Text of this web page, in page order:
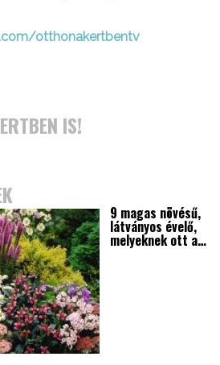
otthonakertbentv
IS!
9 magas növésű,
látványos évelő,
melyeknek ott a…